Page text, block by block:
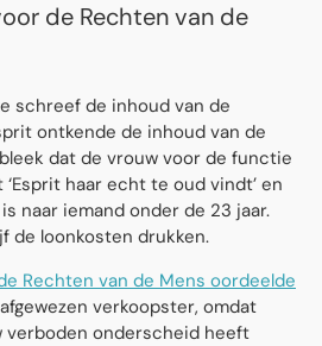
de Rechten van de
schreef de inhoud van de
ontkende de inhoud van de
dat de vrouw voor de functie
haar echt te oud vindt’ en
naar iemand onder de 23 jaar.
de loonkosten drukken.
Rechten van de Mens oordeelde
verkoopster, omdat
verboden onderscheid heeft